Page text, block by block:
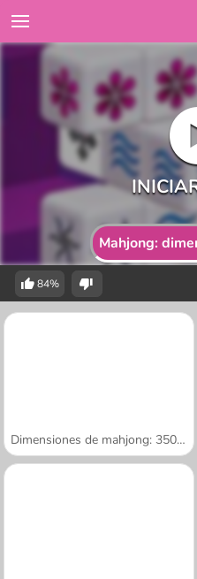
Mahjong:
84%
Dimensiones de mahjong: 350 segundos